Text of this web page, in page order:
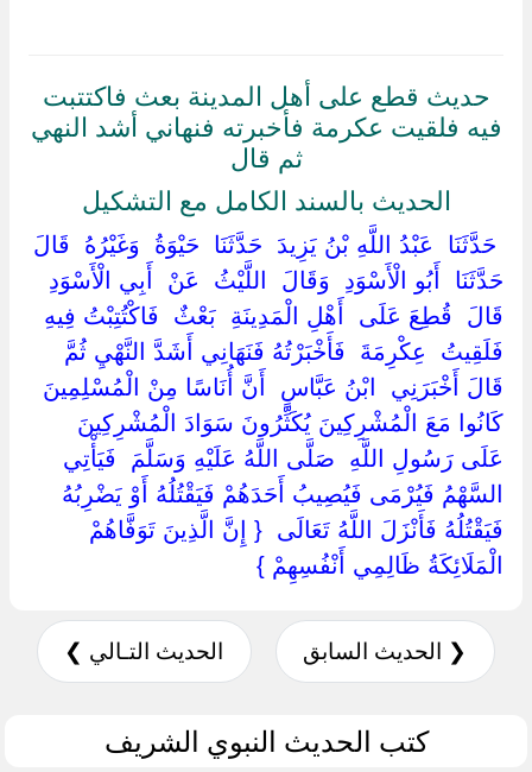
حديث قطع على أهل المدينة بعث فاكتتبت
فيه فلقيت عكرمة فأخبرته فنهاني أشد النهي
ثم قال
الحديث بالسند الكامل مع التشكيل
‏ ‏حَدَّثَنَا ‏ ‏عَبْدُ اللَّهِ بْنُ يَزِيدَ ‏ ‏حَدَّثَنَا ‏ ‏حَيْوَةُ ‏ ‏وَغَيْرُهُ ‏ ‏قَالَ
حَدَّثَنَا ‏ ‏أَبُو الْأَسْوَدِ ‏ ‏وَقَالَ ‏ ‏اللَّيْثُ ‏ ‏عَنْ ‏ ‏أَبِي الْأَسْوَدِ ‏
‏قَالَ ‏ ‏قُطِعَ عَلَى ‏ ‏أَهْلِ الْمَدِينَةِ ‏ ‏بَعْثٌ ‏ ‏فَاكْتُتِبْتُ فِيهِ
فَلَقِيتُ ‏ ‏عِكْرِمَةَ ‏ ‏فَأَخْبَرْتُهُ فَنَهَانِي أَشَدَّ النَّهْيِ ثُمَّ ‏
‏قَالَ أَخْبَرَنِي ‏ ‏ابْنُ عَبَّاسٍ ‏ ‏أَنَّ أُنَاسًا مِنْ الْمُسْلِمِينَ
كَانُوا مَعَ الْمُشْرِكِينَ يُكَثِّرُونَ سَوَادَ الْمُشْرِكِينَ
عَلَى رَسُولِ اللَّهِ ‏ ‏صَلَّى اللَّهُ عَلَيْهِ وَسَلَّمَ ‏ ‏فَيَأْتِي
السَّهْمُ فَيُرْمَى فَيُصِيبُ أَحَدَهُمْ فَيَقْتُلُهُ أَوْ يَضْرِبُهُ
فَيَقْتُلُهُ فَأَنْزَلَ اللَّهُ تَعَالَى ‏ { ‏إِنَّ الَّذِينَ تَوَفَّاهُمْ
الْمَلَائِكَةُ ظَالِمِي أَنْفُسِهِمْ ‏}
❮ الحديث السابق الحديث التـالي ❯
كتب الحديث النبوي الشريف